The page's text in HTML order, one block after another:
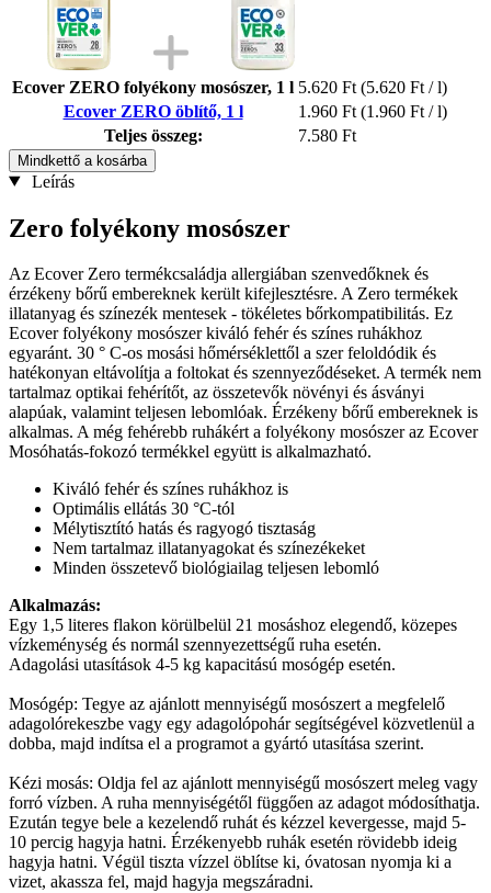
Ecover ZERO folyékony mosószer, 1 l 5.620 Ft (5.620 Ft / l)
Ecover ZERO öblítő, 1 l
1.960 Ft (1.960 Ft / l)
Teljes összeg:
7.580 Ft
Mindkettő a kosárba
Leírás
Zero folyékony mosószer
Az Ecover Zero termékcsaládja allergiában szenvedőknek és
érzékeny bőrű embereknek került kifejlesztésre. A Zero termékek
illatanyag és színezék mentesek - tökéletes bőrkompatibilitás. Ez
Ecover folyékony mosószer kiváló fehér és színes ruhákhoz
egyaránt. 30 ° C-os mosási hőmérséklettől a szer feloldódik és
hatékonyan eltávolítja a foltokat és szennyeződéseket. A termék nem
tartalmaz optikai fehérítőt, az összetevők növényi és ásványi
alapúak, valamint teljesen lebomlóak. Érzékeny bőrű embereknek is
alkalmas. A még fehérebb ruhákért a folyékony mosószer az Ecover
Mosóhatás-fokozó termékkel együtt is alkalmazható.
Kiváló fehér és színes ruhákhoz is
Optimális ellátás 30 °C-tól
Mélytisztító hatás és ragyogó tisztaság
Nem tartalmaz illatanyagokat és színezékeket
Minden összetevő biológiailag teljesen lebomló
Alkalmazás:
Egy 1,5 literes flakon körülbelül 21 mosáshoz elegendő, közepes
vízkeménység és normál szennyezettségű ruha esetén.
Adagolási utasítások 4-5 kg kapacitású mosógép esetén.
Mosógép: Tegye az ajánlott mennyiségű mosószert a megfelelő
adagolórekeszbe vagy egy adagolópohár segítségével közvetlenül a
dobba, majd indítsa el a programot a gyártó utasítása szerint.
Kézi mosás: Oldja fel az ajánlott mennyiségű mosószert meleg vagy
forró vízben. A ruha mennyiségétől függően az adagot módosíthatja.
Ezután tegye bele a kezelendő ruhát és kézzel kevergesse, majd 5-
10 percig hagyja hatni. Érzékenyebb ruhák esetén rövidebb ideig
hagyja hatni. Végül tiszta vízzel öblítse ki, óvatosan nyomja ki a
vizet, akassza fel, majd hagyja megszáradni.